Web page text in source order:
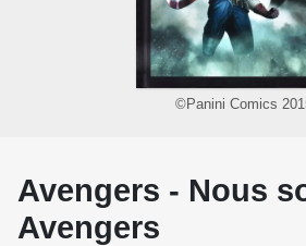
©Panini Comics
Avengers - Nous
Avengers